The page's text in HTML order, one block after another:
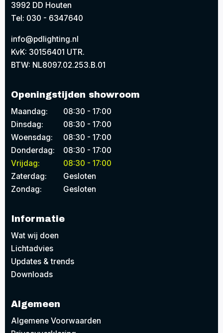
3992 DD Houten
Tel: 030 - 6347640
info@pdlighting.nl
KvK: 30156401 UTR.
BTW: NL8097.02.253.B.01
Openingstijden showroom
Maandag:
08:30 - 17:00
Dinsdag:
08:30 - 17:00
Woensdag:
08:30 - 17:00
Donderdag:
08:30 - 17:00
Vrijdag:
08:30 - 17:00
Zaterdag:
Gesloten
Zondag:
Gesloten
Informatie
Wat wij doen
Lichtadvies
Updates & trends
Downloads
Algemeen
Algemene Voorwaarden